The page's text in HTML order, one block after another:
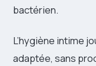
bactérien.
L’hygiène intime
adaptée, sans